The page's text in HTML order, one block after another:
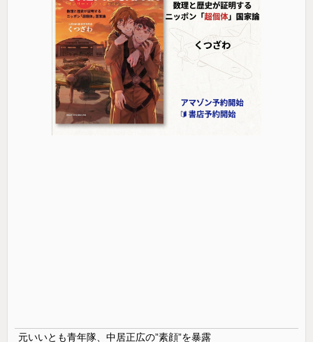
元いいとも青年隊、中居正広の”素顔”を暴露